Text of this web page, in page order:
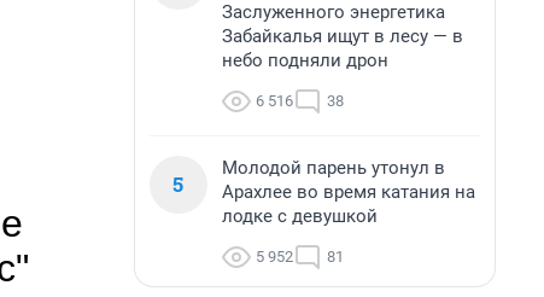
Заслуженного энергетика
Забайкалья ищут в лесу — в
небо подняли дрон
6 516 38
5
Молодой парень утонул в
Арахлее во время катания на
лодке с девушкой
5 952 81